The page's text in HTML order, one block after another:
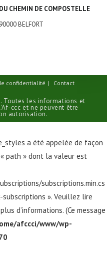
CHEMIN DE COMPOSTELLE
BELFORT
confidentialité Contact
Toutes les informations et
ccc et ne peuvent être
autorisation.
a été appelée de façon
path » dont la valeur est
subscriptions.min.cs
». Veuillez lire
d’informations. (Ce message
afccci/www/wp-